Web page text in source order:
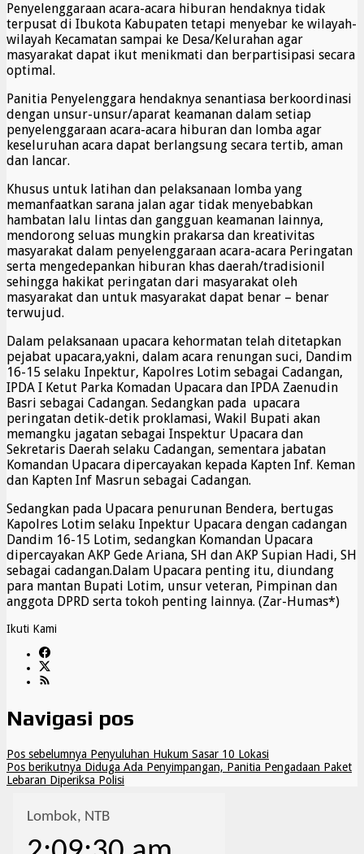
Penyelenggaraan acara-acara hiburan hendaknya tidak
terpusat di Ibukota Kabupaten tetapi menyebar ke wilayah-
wilayah Kecamatan sampai ke Desa/Kelurahan agar
masyarakat dapat ikut menikmati dan berpartisipasi secara
optimal.
Panitia Penyelenggara hendaknya senantiasa berkoordinasi
dengan unsur-unsur/aparat keamanan dalam setiap
penyelenggaraan acara-acara hiburan dan lomba agar
keseluruhan acara dapat berlangsung secara tertib, aman
dan lancar.
Khusus untuk latihan dan pelaksanaan lomba yang
memanfaatkan sarana jalan agar tidak menyebabkan
hambatan lalu lintas dan gangguan keamanan lainnya,
mendorong seluas mungkin prakarsa dan kreativitas
masyarakat dalam penyelenggaraan acara-acara Peringatan
serta mengedepankan hiburan khas daerah/tradisionil
sehingga hakikat peringatan dari masyarakat oleh
masyarakat dan untuk masyarakat dapat benar – benar
terwujud.
Dalam pelaksanaan upacara kehormatan telah ditetapkan
pejabat upacara,yakni, dalam acara renungan suci, Dandim
16-15 selaku Inpektur, Kapolres Lotim sebagai Cadangan,
IPDA I Ketut Parka Komadan Upacara dan IPDA Zaenudin
Basri sebagai Cadangan. Sedangkan pada upacara
peringatan detik-detik proklamasi, Wakil Bupati akan
memangku jagatan sebagai Inspektur Upacara dan
Sekretaris Daerah selaku Cadangan, sementara jabatan
Komandan Upacara dipercayakan kepada Kapten Inf. Keman
dan Kapten Inf Masrun sebagai Cadangan.
Sedangkan pada Upacara penurunan Bendera, bertugas
Kapolres Lotim selaku Inpektur Upacara dengan cadangan
Dandim 16-15 Lotim, sedangkan Komandan Upacara
dipercayakan AKP Gede Ariana, SH dan AKP Supian Hadi, SH
sebagai cadangan.Dalam Upacara penting itu, diundang
para mantan Bupati Lotim, unsur veteran, Pimpinan dan
anggota DPRD serta tokoh penting lainnya. (Zar-Humas*)
Ikuti Kami
Navigasi pos
Pos sebelumnya Penyuluhan Hukum Sasar 10 Lokasi
Pos berikutnya Diduga Ada Penyimpangan, Panitia Pengadaan Paket
Lebaran Diperiksa Polisi